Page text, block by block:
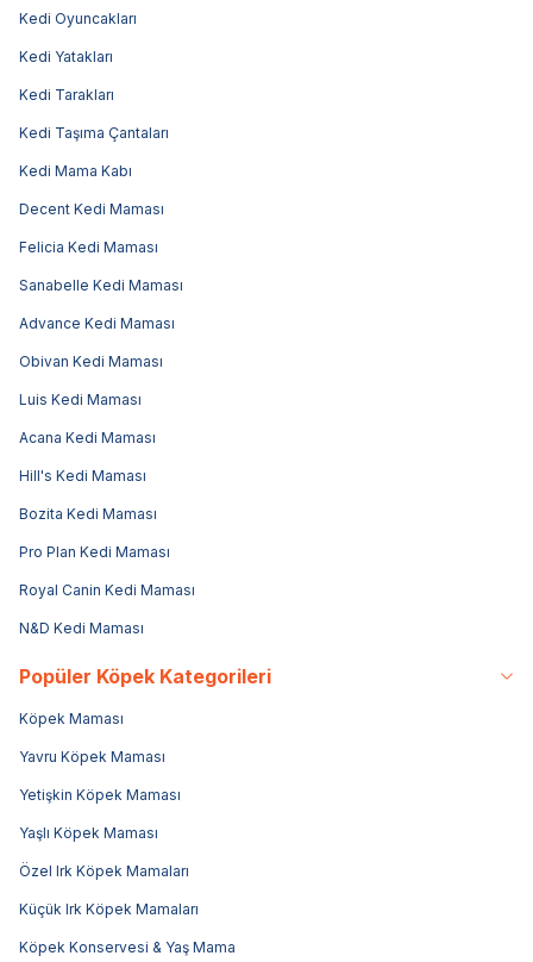
Kedi Oyuncakları
Kedi Yatakları
Kedi Tarakları
Kedi Taşıma Çantaları
Kedi Mama Kabı
Decent Kedi Maması
Felicia Kedi Maması
Sanabelle Kedi Maması
Advance Kedi Maması
Obivan Kedi Maması
Luis Kedi Maması
Acana Kedi Maması
Hill's Kedi Maması
Bozita Kedi Maması
Pro Plan Kedi Maması
Royal Canin Kedi Maması
N&D Kedi Maması
Popüler Köpek Kategorileri
Köpek Maması
Yavru Köpek Maması
Yetişkin Köpek Maması
Yaşlı Köpek Maması
Özel Irk Köpek Mamaları
Küçük Irk Köpek Mamaları
Köpek Konservesi & Yaş Mama